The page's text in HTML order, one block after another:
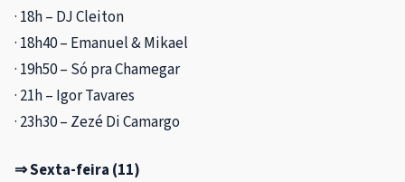
· 18h – DJ Cleiton
· 18h40 – Emanuel & Mikael
· 19h50 – Só pra Chamegar
· 21h – Igor Tavares
· 23h30 – Zezé Di Camargo
⇒ Sexta-feira (11)